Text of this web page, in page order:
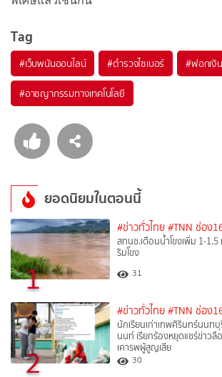
Tag
#เว็บพนันออนไลน์ #ตำรวจไซเบอร์ #ฟอกเงิน
#อาชญากรรมทางเทคโนโลยี
ยอดนิยมในตอนนี้
1
#ข่าวทั่วไทย #TNN ช่อง
สทนช.เตือนน้ำโขงเพิ่ม 1-1.5
ริมโขง
31
2
#ข่าวทั่วไทย #TNN ช่อง
นักเรียนเก่าเทพศิรินทร์นนท
นนท์ เรียกร้องหยุดแชร์ข่าว
เคารพผู้สูญเสีย
30